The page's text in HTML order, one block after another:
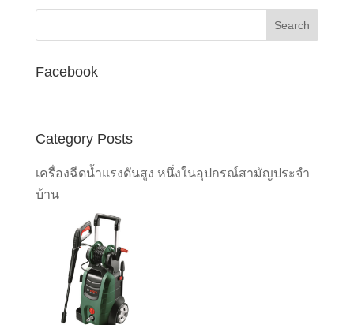
Facebook
Category Posts
เครื่องฉีดน้ำแรงดันสูง หนึ่งในอุปกรณ์สามัญประจำ
บ้าน